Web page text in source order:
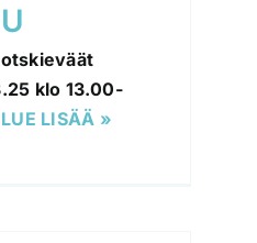
klo 13.00-
LUE LISÄÄ »